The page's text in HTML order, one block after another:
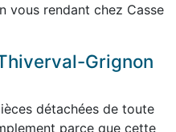
vous rendant chez Casse
Grignon
détachées de toute
parce que cette